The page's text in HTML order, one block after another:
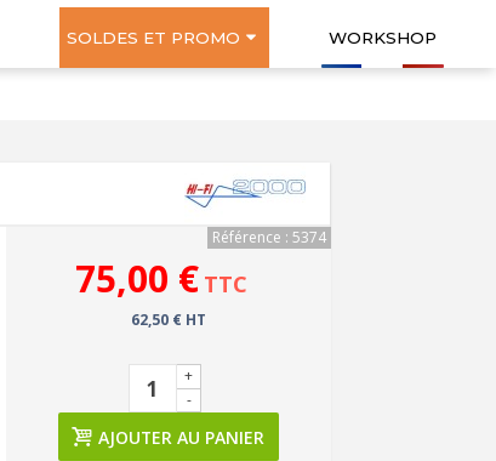
SOLDES ET PROMO WORKSHOP
Référence : 5374
75,00 € TTC
62,50 € HT
-
+
AJOUTER AU PANIER